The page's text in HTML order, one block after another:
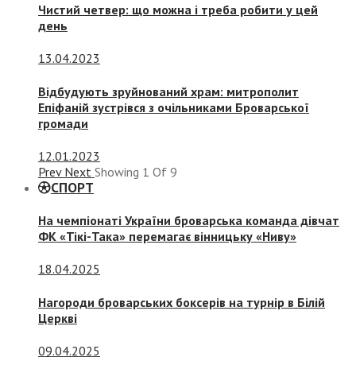
Чистий четвер: що можна і треба робити у цей
день
13.04.2023
Відбудують зруйнований храм: митрополит
Епіфаній зустрівся з очільниками Броварської
громади
12.01.2023
Prev Next Showing 1 Of 9
СПОРТ
На чемпіонаті України броварська команда дівчат
ФК «Тікі-Така» перемагає вінницьку «Ниву»
18.04.2025
Нагороди броварських боксерів на турнір в Білій
Церкві
09.04.2025